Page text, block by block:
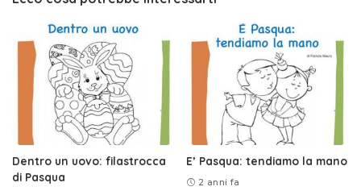
Dentro un uovo: filastrocca
di Pasqua
E’ Pasqua: tendiamo la mano
2 anni fa